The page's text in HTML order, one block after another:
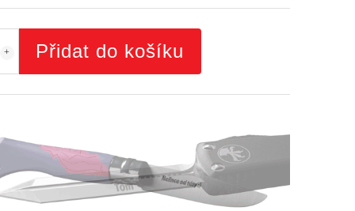
Přidat do košíku